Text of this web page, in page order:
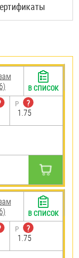
P
?
1.75
В СПИСОК
P
?
1.75
В СПИСОК